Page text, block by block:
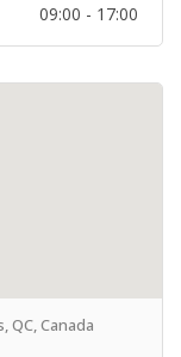
09:00 - 17:00
QC, Canada